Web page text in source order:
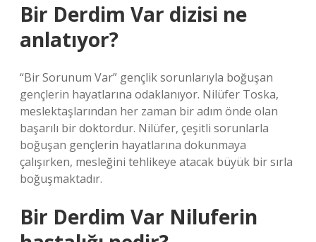
Bir Derdim Var dizisi ne
anlatıyor?
“Bir Sorunum Var” gençlik sorunlarıyla boğuşan
gençlerin hayatlarına odaklanıyor. Nilüfer Toska,
meslektaşlarından her zaman bir adım önde olan
başarılı bir doktordur. Nilüfer, çeşitli sorunlarla
boğuşan gençlerin hayatlarına dokunmaya
çalışırken, mesleğini tehlikeye atacak büyük bir sırla
boğuşmaktadır.
Bir Derdim Var Niluferin